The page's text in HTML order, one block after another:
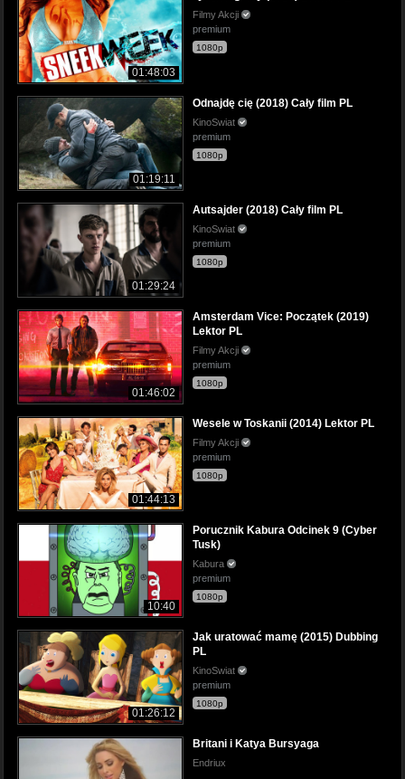
01:48:03
Filmy Akcji
premium
1080p
01:19:11
Odnajdę cię (2018) Cały film PL
KinoSwiat
premium
1080p
01:29:24
Autsajder (2018) Cały film PL
KinoSwiat
premium
1080p
01:46:02
Amsterdam Vice: Początek (2019)
Lektor PL
Filmy Akcji
premium
1080p
01:44:13
Wesele w Toskanii (2014) Lektor PL
Filmy Akcji
premium
1080p
10:40
Porucznik Kabura Odcinek 9 (Cyber
Tusk)
Kabura
premium
1080p
01:26:12
Jak uratować mamę (2015) Dubbing
PL
KinoSwiat
premium
1080p
Britani i Katya Bursyaga
Endriux